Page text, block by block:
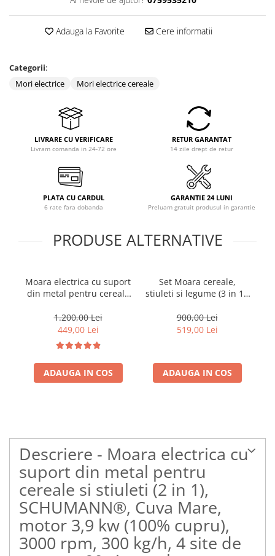
Adauga la Favorite Cere informatii
Categorii:
Mori electrice
Mori electrice cereale
LIVRARE CU VERIFICARE
Livram comanda in 24-72 ore
RETUR GARANTAT
14 zile drept de retur
PLATA CU CARDUL
6 rate fara dobanda
GARANTIE 24 LUNI
Preluam gratuit produsul in garantie
PRODUSE ALTERNATIVE
Moara electrica cu suport
din metal pentru cereale
HEBER®, Cuva Mare,
motor 3,8 kw (100%
cupru), 3000 rpm, 300
kg/h, 4 site de rezerva, 20
ciocanele
1.200,00 Lei
449,00 Lei
ADAUGA IN COS
Set Moara cereale,
stiuleti si legume (3 in 1),
300Kg/Ora, + suport din
metal
900,00 Lei
519,00 Lei
ADAUGA IN COS
Descriere - Moara electrica cu
suport din metal pentru
cereale si stiuleti (2 in 1),
SCHUMANN®, Cuva Mare,
motor 3,9 kw (100% cupru),
3000 rpm, 300 kg/h, 4 site de